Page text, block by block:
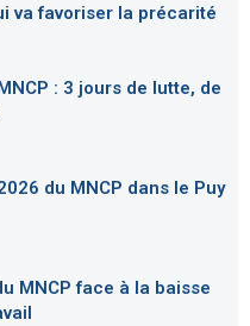
va favoriser la précarité
: 3 jours de lutte, de
du MNCP dans le Puy
MNCP face à la baisse